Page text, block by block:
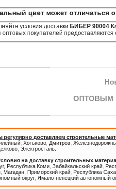
цвет может отличаться
условия доставки БИБЕР 90004
покупателей предоставляются
ОПТОВЫМ
регулярно доставляем строительные
Хотьково, Дмитров,
Электросталь.
на доставку строительных
Республика Коми, Забайкальский край,
Магадан, Приморский край, Республика
округ, Ямало-ненецкий автономный